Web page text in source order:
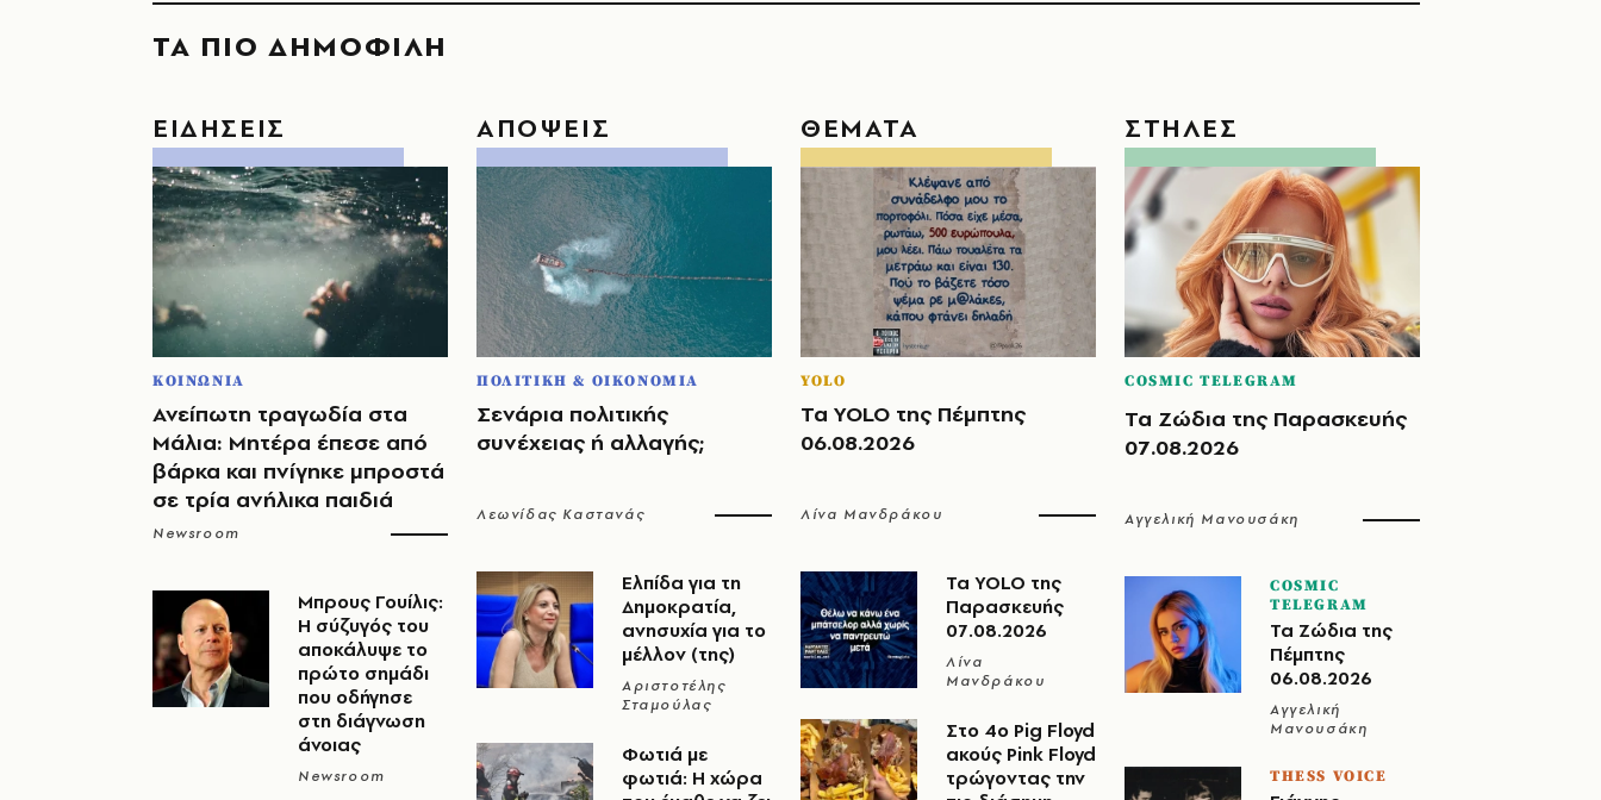
ΤΑ ΠΙΟ ΔΗΜΟΦΙΛΗ
ΕΙΔΗΣΕΙΣ
ΚΟΙΝΩΝΙΑ
Ανείπωτη τραγωδία στα
Μάλια: Μητέρα έπεσε από
βάρκα και πνίγηκε μπροστά
σε τρία ανήλικα παιδιά
Newsroom
Μπρους Γουίλις:
Η σύζυγός του
αποκάλυψε το
πρώτο σημάδι
που οδήγησε
στη διάγνωση
άνοιας
Newsroom
ΑΠΟΨΕΙΣ
ΠΟΛΙΤΙΚΗ & ΟΙΚΟΝΟΜΙΑ
Σενάρια πολιτικής
συνέχειας ή αλλαγής;
Λεωνίδας Καστανάς
Ελπίδα για τη
Δημοκρατία,
ανησυχία για το
μέλλον (της)
Αριστοτέλης
Σταμούλας
Φωτιά με
φωτιά: Η χώρα
ΘΕΜΑΤΑ
YOLO
Τα YOLO της Πέμπτης
06.08.2026
Λίνα Μανδράκου
Τα YOLO της
Παρασκευής
07.08.2026
Λίνα
Μανδράκου
Στο 4ο Pig Floyd
ακούς Pink Floyd
τρώγοντας την
ΣΤΗΛΕΣ
COSMIC TELEGRAM
Τα Ζώδια της Παρασκευής
07.08.2026
Αγγελική Μανουσάκη
COSMIC
TELEGRAM
Τα Ζώδια της
Πέμπτης
06.08.2026
Αγγελική
Μανουσάκη
THESS VOICE